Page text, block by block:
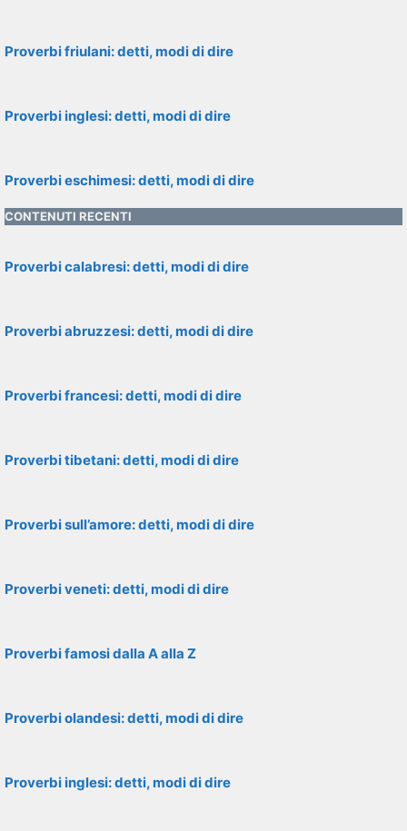
Proverbi friulani: detti, modi di dire
Proverbi inglesi: detti, modi di dire
Proverbi eschimesi: detti, modi di dire
CONTENUTI RECENTI
Proverbi calabresi: detti, modi di dire
Proverbi abruzzesi: detti, modi di dire
Proverbi francesi: detti, modi di dire
Proverbi tibetani: detti, modi di dire
Proverbi sull’amore: detti, modi di dire
Proverbi veneti: detti, modi di dire
Proverbi famosi dalla A alla Z
Proverbi olandesi: detti, modi di dire
Proverbi inglesi: detti, modi di dire